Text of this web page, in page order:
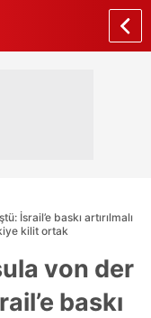
İsrail’e baskı artırılmalı
kilit ortak
von der
baskı